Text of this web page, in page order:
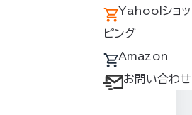
採用情報
デバイス・ファン
オプション対応表
取扱説明書ダウ
ンロードサービス
ユーザー登録
Yahoo!ショッ
ピング
Amazon
お問い合わせ